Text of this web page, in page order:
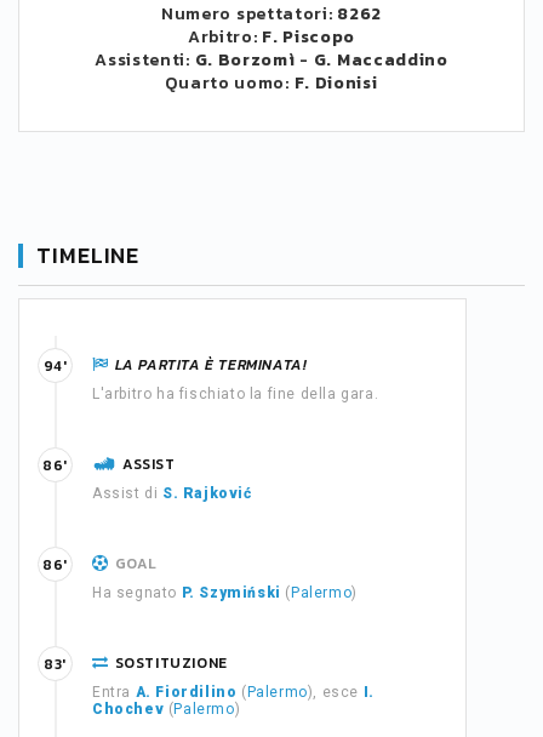
Numero spettatori: 8262
Arbitro: F. Piscopo
Assistenti: G. Borzomì - G. Maccaddino
Quarto uomo: F. Dionisi
TIMELINE
LA PARTITA È TERMINATA!
L'arbitro ha fischiato la fine della gara.
94'
ASSIST
Assist di S. Rajković
86'
GOAL
Ha segnato P. Szymiński ( Palermo)
86'
SOSTITUZIONE
Entra A. Fiordilino ( Palermo), esce
I.
Chochev ( Palermo)
83'